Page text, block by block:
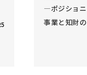
ス」
～法務クラ